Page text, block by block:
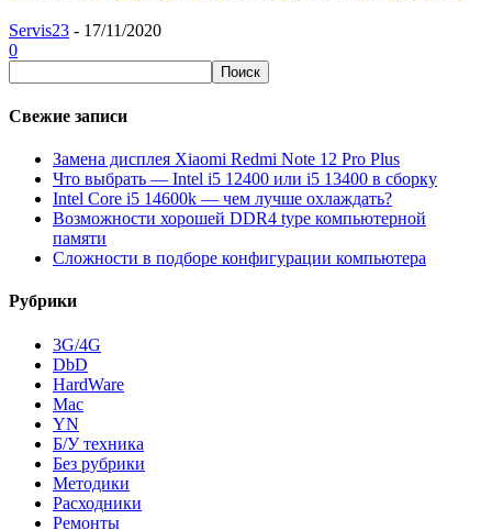
Servis23 - 17/11/2020
0
Свежие записи
Замена дисплея Xiaomi Redmi Note 12 Pro Plus
Что выбрать — Intel i5 12400 или i5 13400 в сборку
Intel Core i5 14600k — чем лучше охлаждать?
Возможности хорошей DDR4 type компьютерной
памяти
Сложности в подборе конфигурации компьютера
Рубрики
3G/4G
DbD
HardWare
Mac
YN
Б/У техника
Без рубрики
Методики
Расходники
Ремонты